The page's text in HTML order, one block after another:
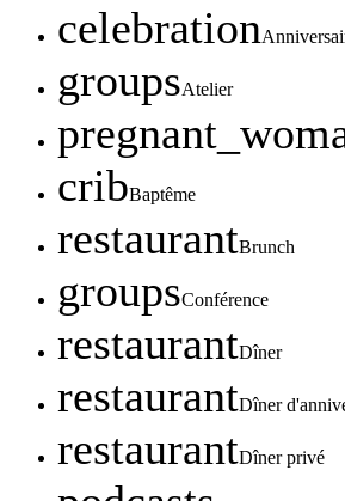
celebration
groupsAtelier
cribBaptême
restaurantBrunch
groupsConférence
restaurantDîner
restaurantDîner
restaurantDîner privé